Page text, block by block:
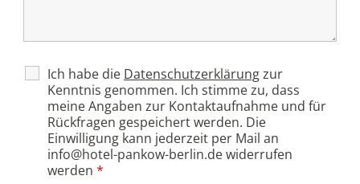
Ich habe die Datenschutzerklärungzur
Kenntnis genommen. Ich stimme zu, dass
meine Angaben zur Kontaktaufnahme und für
Rückfragen gespeichert werden. Die
Einwilligung kann jederzeit per Mail an
info@hotel-pankow-berlin.de widerrufen
werden *